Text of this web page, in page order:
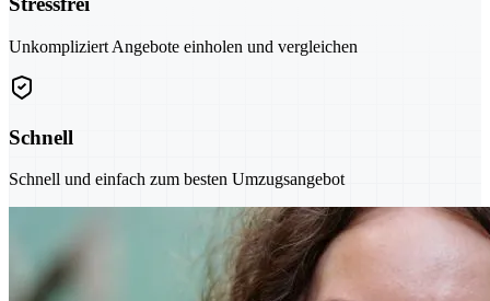
Unkompliziert Angebote einholen und vergleichen
Schnell
Schnell und einfach zum besten Umzugsangebot